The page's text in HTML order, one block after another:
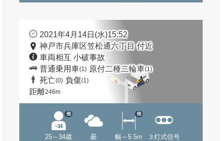
2021年4月14日(水)15:52
神戸市兵庫区笠松通六丁目 付近
車両相互 小破事故
普通乗用車(1) 原付二種二輪車(1)
死亡(0) 負傷(1)
距離246m
25～34歳
他
曇 幅～5.5m
他
３灯式信号